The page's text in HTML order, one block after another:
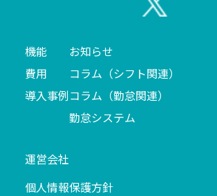
機能
費用
導入事例
お知らせ
コラム（シフト関連）
コラム（勤怠関連）
勤怠システム
運営会社
個人情報保護方針